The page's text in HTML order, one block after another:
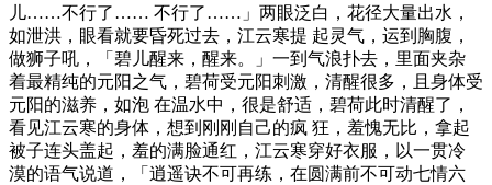
儿……不行了…… 不行了……」两眼泛白，花径大量出水，
如泄洪，眼看就要昏死过去，江云寒提 起灵气，运到胸腹，
做狮子吼，「碧儿醒来，醒来。」一到气浪扑去，里面夹杂
着最精纯的元阳之气，碧荷受元阳刺激，清醒很多，且身体受
元阳的滋养，如泡 在温水中，很是舒适，碧荷此时清醒了，
看见江云寒的身体，想到刚刚自己的疯 狂，羞愧无比，拿起
被子连头盖起，羞的满脸通红，江云寒穿好衣服，以一贯冷
漠的语气说道，「逍遥诀不可再练，在圆满前不可动七情六